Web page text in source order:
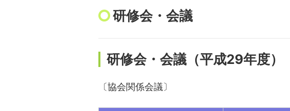
研修会・会議
研修会・会議（平成29年度）
〔協会関係会議〕